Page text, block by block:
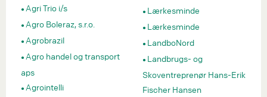
Agri Trio i/s
Agro Boleraz, s.r.o.
Agrobrazil
Agro handel og transport
aps
Agrointelli
Lærkesminde
Lærkesminde
LandboNord
Landbrugs- og
Skoventreprenør Hans-Erik
Fischer Hansen